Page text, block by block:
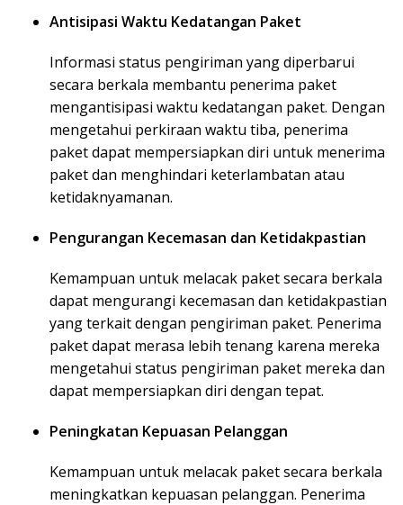
Antisipasi Waktu Kedatangan Paket
Informasi status pengiriman yang diperbarui
secara berkala membantu penerima paket
mengantisipasi waktu kedatangan paket. Dengan
mengetahui perkiraan waktu tiba, penerima
paket dapat mempersiapkan diri untuk menerima
paket dan menghindari keterlambatan atau
ketidaknyamanan.
Pengurangan Kecemasan dan Ketidakpastian
Kemampuan untuk melacak paket secara berkala
dapat mengurangi kecemasan dan ketidakpastian
yang terkait dengan pengiriman paket. Penerima
paket dapat merasa lebih tenang karena mereka
mengetahui status pengiriman paket mereka dan
dapat mempersiapkan diri dengan tepat.
Peningkatan Kepuasan Pelanggan
Kemampuan untuk melacak paket secara berkala
meningkatkan kepuasan pelanggan. Penerima